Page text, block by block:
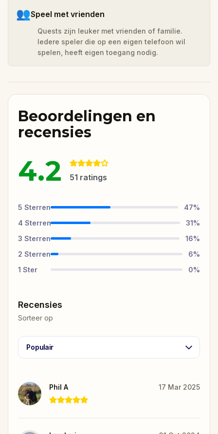
👥Speel met vrienden
Quests zijn leuker met vrienden of familie.
Iedere speler die op een eigen telefoon wil
spelen, heeft eigen toegang nodig.
Beoordelingen en
recensies
4.2 51 ratings
5 Sterren 47%
4 Sterren 31%
3 Sterren 16%
2 Sterren 6%
1 Ster 0%
Recensies
Sorteer op
Populair
Phil A 17 Mar 2025